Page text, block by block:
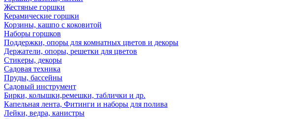
Жестяные горшки
Керамические горшки
Корзины, кашпо с коковитой
Наборы горшков
Поддержки, опоры для комнатных цветов и декоры
Держатели, опоры, решетки для цветов
Стикеры, декоры
Садовая техника
Пруды, бассейны
Садовый инструмент
Бирки, колышки,ремешки, таблички и др.
Капельная лента, Фитинги и наборы для полива
Лейки, ведра, канистры